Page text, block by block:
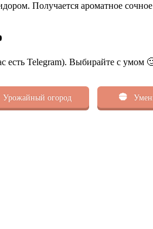
Получается ароматное сочное
Telegram). Выбирайте с
Урожайный огород